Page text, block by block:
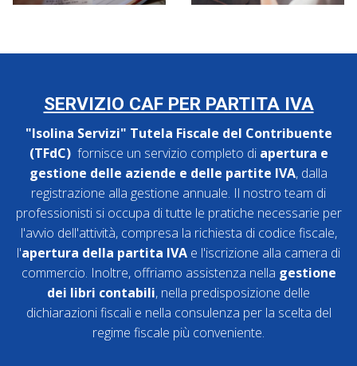
SERVIZIO CAF PER PARTITA IVA
"Isolina Servizi" Tutela Fiscale del Contribuente
(TFdC) fornisce un servizio completo diapertura e
gestione delle aziende e delle partite IVA, dalla
registrazione alla gestione annuale. Il nostro team di
professionisti si occupa di tutte le pratiche necessarie per
l'avvio dell'attività, compresa la richiesta di codice fiscale,
l'apertura della partita IVA e l'iscrizione alla camera di
commercio. Inoltre, offriamo assistenza nella gestione
dei libri contabili, nella predisposizione delle
dichiarazioni fiscali e nella consulenza per la scelta del
regime fiscale più conveniente.